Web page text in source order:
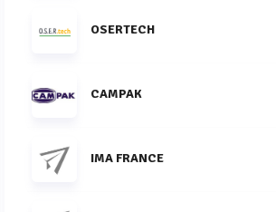
OSERTECH
CAMPAK
IMA FRANCE